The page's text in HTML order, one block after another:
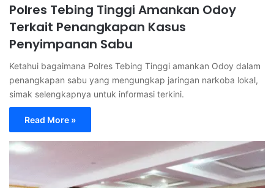
Polres Tebing Tinggi Amankan Odoy
Terkait Penangkapan Kasus
Penyimpanan Sabu
Ketahui bagaimana Polres Tebing Tinggi amankan Odoy dalam
penangkapan sabu yang mengungkap jaringan narkoba lokal,
simak selengkapnya untuk informasi terkini.
Read More »